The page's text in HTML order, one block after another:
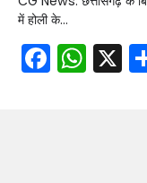
में होली के…
X